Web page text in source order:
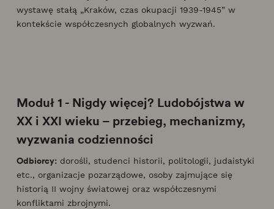
wystawę stałą „Kraków, czas okupacji 1939-1945” w
kontekście współczesnych globalnych wyzwań.
Moduł 1 - Nigdy więcej? Ludobójstwa w
XX i XXI wieku – przebieg, mechanizmy,
wyzwania codzienności
Odbiorcy: dorośli, studenci historii, politologii, judaistyki
etc., organizacje pozarządowe, osoby zajmujące się
historią II wojny światowej oraz współczesnymi
konfliktami zbrojnymi.